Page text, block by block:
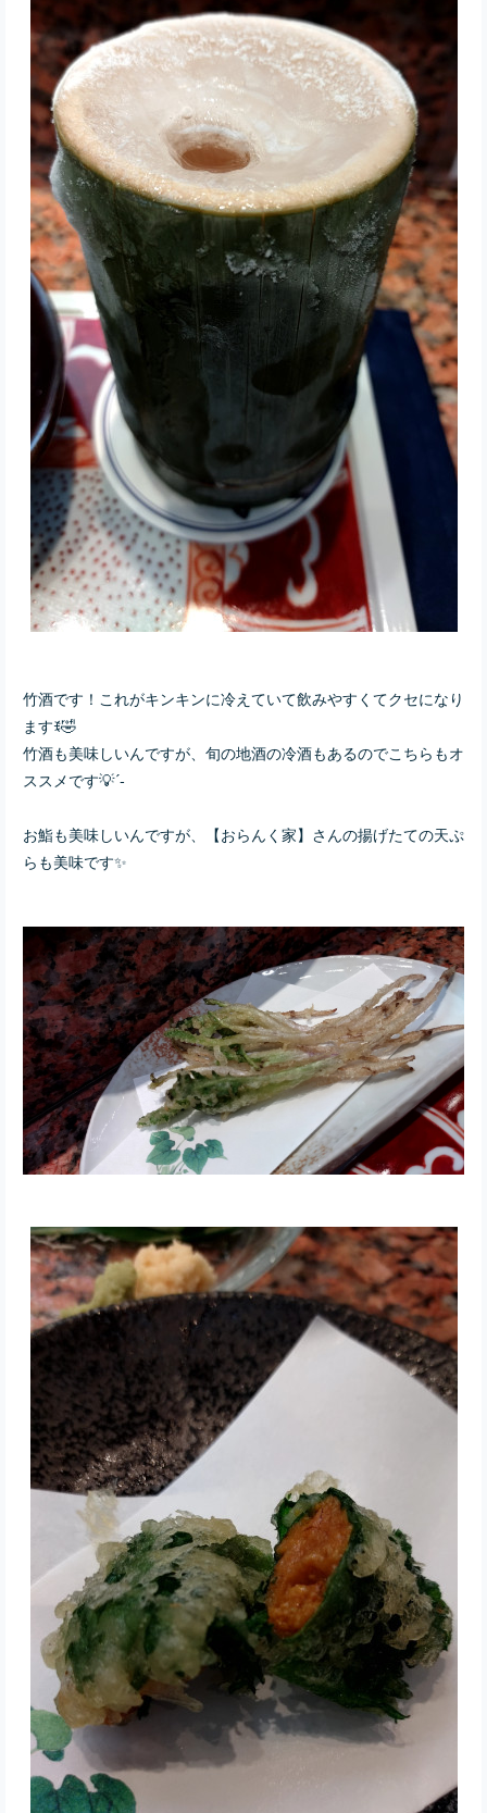
竹酒です！これがキンキンに冷えていて飲みやすくてクセになり
ますꉂ🤣
竹酒も美味しいんですが、旬の地酒の冷酒もあるのでこちらもオ
ススメです💡´-
お鮨も美味しいんですが、【おらんく家】さんの揚げたての天ぷ
らも美味です✨